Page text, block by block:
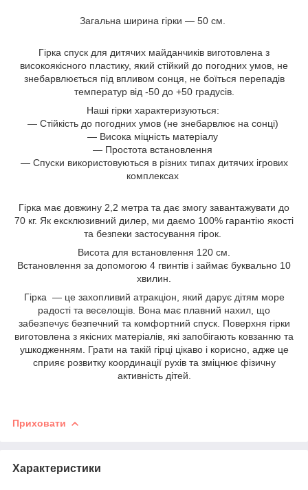
Загальна ширина гірки — 50 см.
Гірка спуск для дитячих майданчиків виготовлена з
високоякісного пластику, який стійкий до погодних умов, не
знебарвлюється під впливом сонця, не боїться перепадів
температур від -50 до +50 градусів.
Наші гірки характеризуються:
― Стійкість до погодних умов (не знебарвлює на сонці)
― Висока міцність матеріалу
— Простота встановлення
― Спуски використовуються в різних типах дитячих ігрових
комплексах
Гірка має довжину 2,2 метра та дає змогу завантажувати до
70 кг. Як ексклюзивний дилер, ми даємо 100% гарантію якості
та безпеки застосування гірок.
Висота для встановлення 120 см.
Встановлення за допомогою 4 гвинтів і займає буквально 10
хвилин.
Гірка — це захопливий атракціон, який дарує дітям море
радості та веселощів. Вона має плавний нахил, що
забезпечує безпечний та комфортний спуск. Поверхня гірки
виготовлена з якісних матеріалів, які запобігають ковзанню та
ушкодженням. Грати на такій гірці цікаво і корисно, адже це
сприяє розвитку координації рухів та зміцнює фізичну
активність дітей.
Приховати
Характеристики